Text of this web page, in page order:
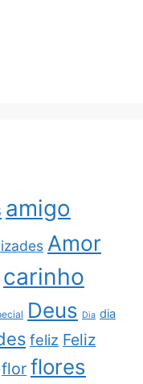
amigo
Amor
carinho
Deus Dia dia
feliz Feliz
flor flores